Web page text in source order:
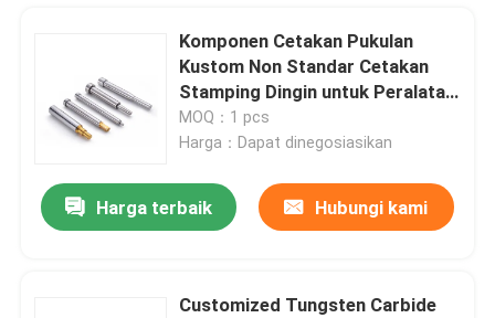
Komponen Cetakan Pukulan
Kustom Non Standar Cetakan
Stamping Dingin untuk Peralatan
Rumah Tangga Komunikasi
Elektronik dan Otomotif
MOQ：1 pcs
Harga：Dapat dinegosiasikan
Harga terbaik Hubungi kami
Customized Tungsten Carbide